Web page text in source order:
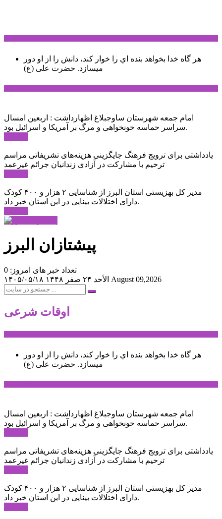
هر گاه خدا بخواهد بنده اي را خوار كند، دانش را از او دور
میسازد. حضرت علی (ع)
امام جمعه شهرستان ساوجبلاغ اظهارداشت : اربعین امسال
سراسر حماسه خونخواهی و مرگ بر آمریکا و اسرائیل بود.
یادداشتی برای ترویج فرهنگ جایگزینی هزینه‌های تشریفاتی مراسم
ترحیم با مشارکت در آزادی زندانیان جرائم غیرعمد
مدیر کل بهزیستی استان البرز از شناسایی ۲ هزار و ۴۰۰ کودک
دارای اختلالات بینایی در این استان خبر داد.
پیشتازان البرز
تعداد خبر های امروز: 0
۱۴۰۵/۰۵/۱۸
الأحد ۲۴ صفر ۱۴۴۸ August 09,2026
اوقات شرعی
هر گاه خدا بخواهد بنده اي را خوار كند، دانش را از او دور
میسازد. حضرت علی (ع)
امام جمعه شهرستان ساوجبلاغ اظهارداشت : اربعین امسال
سراسر حماسه خونخواهی و مرگ بر آمریکا و اسرائیل بود.
یادداشتی برای ترویج فرهنگ جایگزینی هزینه‌های تشریفاتی مراسم
ترحیم با مشارکت در آزادی زندانیان جرائم غیرعمد
مدیر کل بهزیستی استان البرز از شناسایی ۲ هزار و ۴۰۰ کودک
دارای اختلالات بینایی در این استان خبر داد.